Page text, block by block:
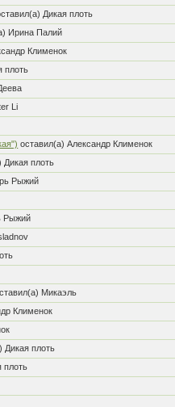
Дикая плоть
Ирина Палий
Клименок
плоть
Li
оставил(а) Александр Клименок
Дикая плоть
Рыжий
Рыжий
Микаэль
Клименок
Дикая плоть
плоть